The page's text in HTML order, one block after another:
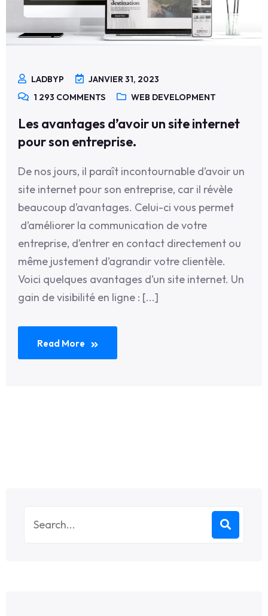
LADBYP
JANVIER 31, 2023
1 293 COMMENTS WEB DEVELOPMENT
Les avantages d’avoir un site internet
pour son entreprise.
De nos jours, il paraît incontournable d’avoir un
site internet pour son entreprise, car il révèle
beaucoup d’avantages. Celui-ci vous permet
d’améliorer la communication de votre
entreprise, d’entrer en contact directement ou
même justement d’agrandir votre clientèle.
Voici quelques avantages d’un site internet. Un
gain de visibilité en ligne : [...]
Read More
for: